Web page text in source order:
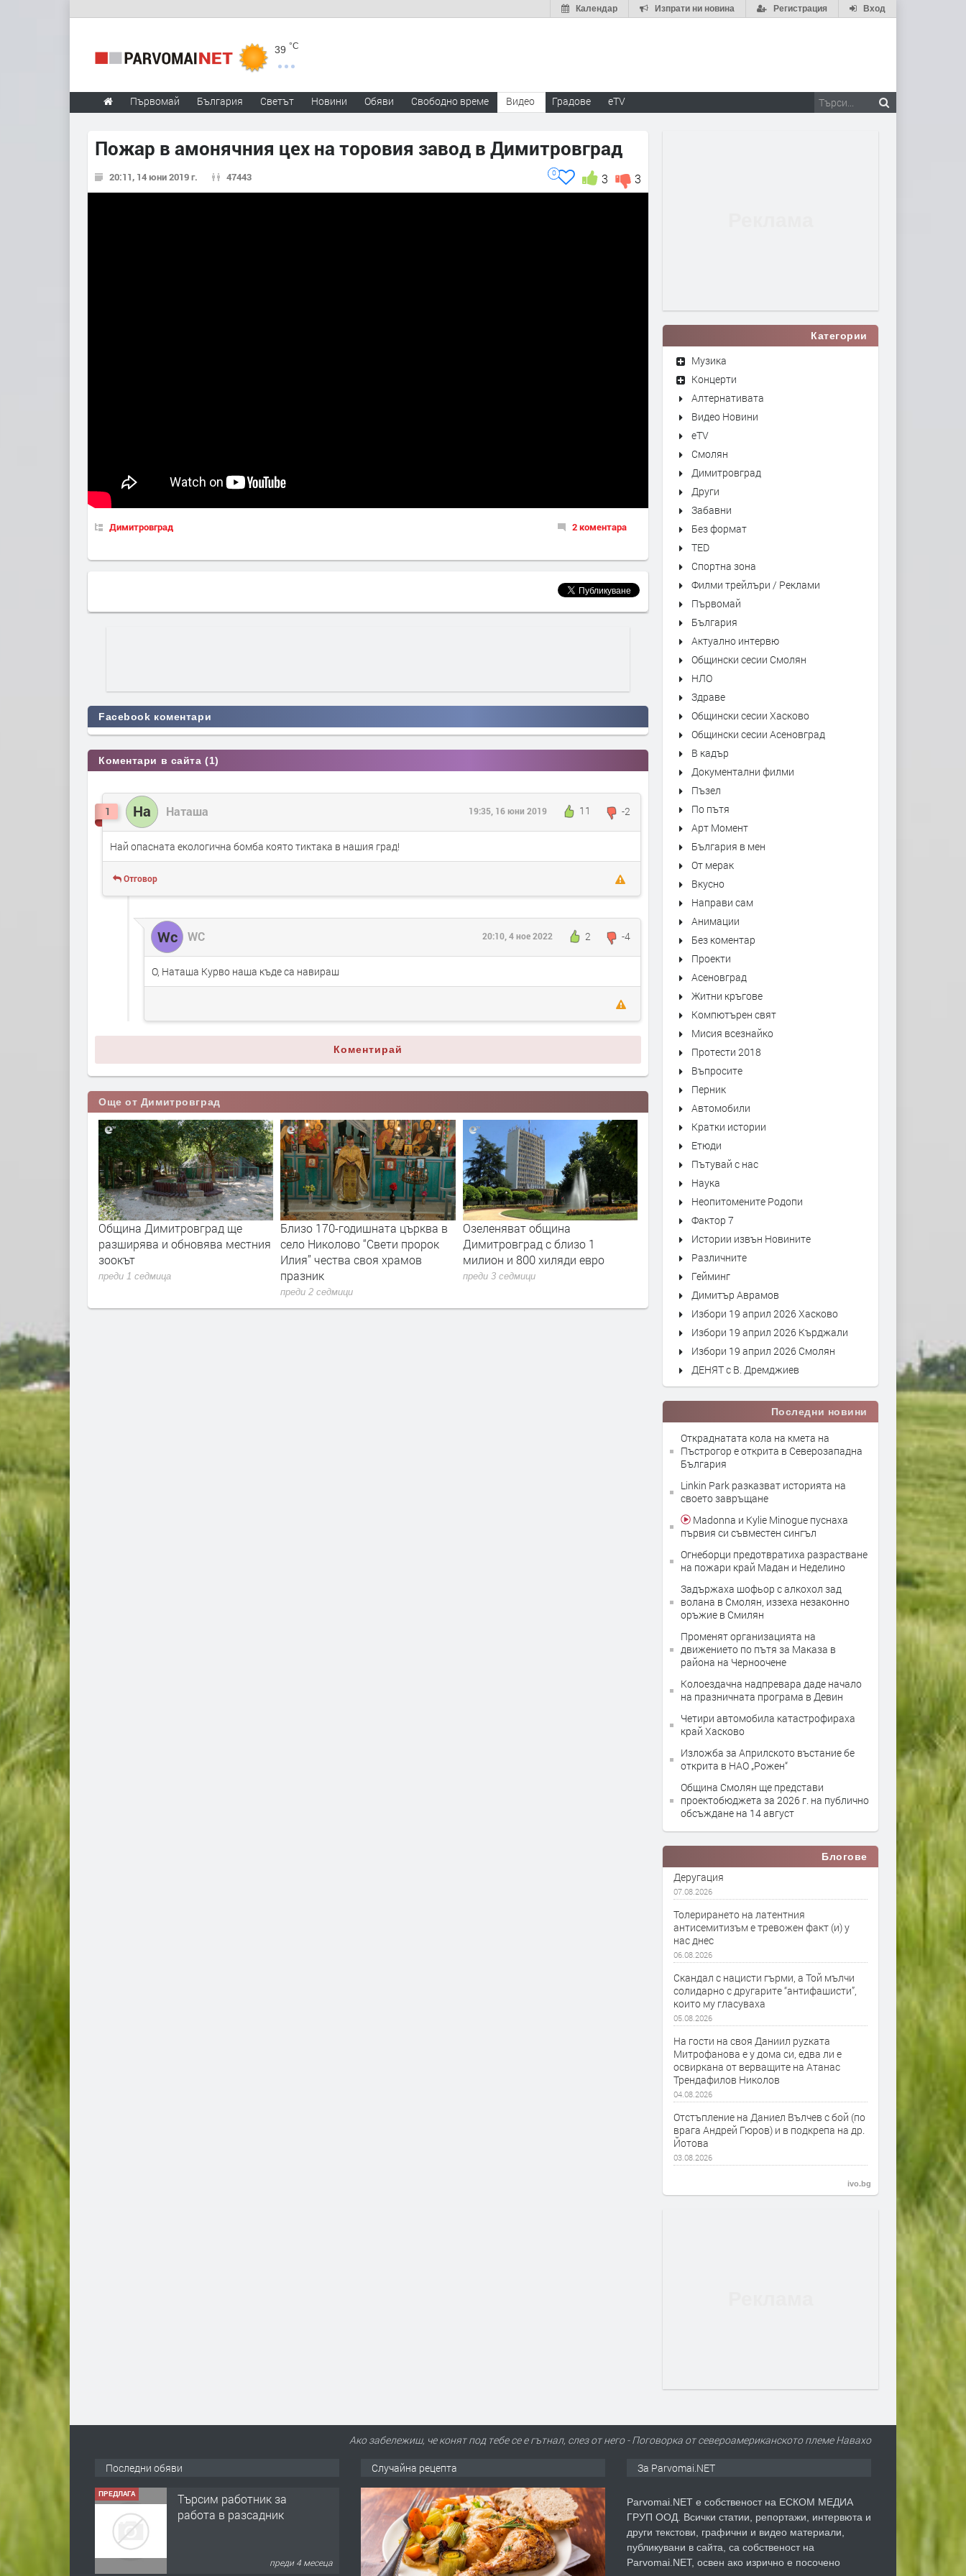
Вход
Регистрация
Изпрати ни новина
Календар
39 °C
Първомай България Светът Новини Обяви Свободно време Видео Градове eTV
Пожар в амонячния цех на торовия завод в Димитровград
20:11, 14 юни 2019 г. 47443 3
3
0
Димитровград 2 коментара
Facebook коментари
Коментари в сайта (1)
1 На Наташа 11 -2
19:35, 16 юни 2019
Най опасната екологична бомба която тиктака в нашия град!
Отговор
Wc WC 2 -4
20:10, 4 ное 2022
О, Наташа Курво наша къде са навираш
Коментирай
Още от Димитровград
Близо 170-годишната църква в
село Николово “Свети пророк
Илия” чества своя храмов
празник
Озеленяват община
Димитровград с близо 1
милион и 800 хиляди евро
преди 3 седмици
С официална церемония
откриха още един саниран блок
в Димитровград
преди 3 седмици
Срещу строежа на две жилищни
сгради протестират жителите
на Димитровград
преди 4 седмици
Категории
Музика
Концерти
Алтернативата
Видео Новини
eTV
Смолян
Димитровград
Други
Забавни
Без формат
TED
Спортна зона
Филми трейлъри / Реклами
Първомай
България
Актуално интервю
Общински сесии Смолян
НЛО
Здраве
Общински сесии Хасково
Общински сесии Асеновград
В кадър
Документални филми
Пъзел
По пътя
Арт Момент
България в мен
От мерак
Вкусно
Направи сам
Анимации
Без коментар
Проекти
Асеновград
Житни кръгове
Компютърен свят
Мисия всезнайко
Протести 2018
Въпросите
Перник
Автомобили
Кратки истории
Етюди
Пътувай с нас
Наука
Неопитомените Родопи
Фактор 7
Истории извън Новините
Различните
Гейминг
Димитър Аврамов
Избори 19 април 2026 Хасково
Избори 19 април 2026 Кърджали
Избори 19 април 2026 Смолян
ДЕНЯТ с В. Дремджиев
Последни новини
Откраднатата кола на кмета на
Пъстрогор е открита в Северозападна
България
Linkin Park разказват историята на
своето завръщане
Madonna и Kylie Minogue пуснаха
първия си съвместен сингъл
Огнеборци предотвратиха разрастване
на пожари край Мадан и Неделино
Задържаха шофьор с алкохол зад
волана в Смолян, иззеха незаконно
оръжие в Смилян
Променят организацията на
движението по пътя за Маказа в
района на Черноочене
Колоездачна надпревара даде начало
на празничната програма в Девин
Четири автомобила катастрофираха
край Хасково
Изложба за Априлското въстание бе
открита в НАО „Рожен“
Община Смолян ще представи
проектобюджета за 2026 г. на публично
обсъждане на 14 август
Блогове
Деругация
07.08.2026
Толерирането на латентния
антисемитизъм е тревожен факт (и) у
нас днес
06.08.2026
Скандал с нацисти гърми, а Той мълчи
солидарно с другарите “антифашисти”,
които му гласуваха
05.08.2026
На гости на своя Даниил руzката
Митрофанова е у дома си, едва ли е
освиркана от верващите на Атанас
Трендафилов Николов
04.08.2026
Отстъпление на Даниел Вълчев с бой (по
врага Андрей Гюров) и в подкрепа на др.
Йотова
03.08.2026
ivo.bg
Ако забележиш, че конят под тебе се е гътнал, слез от него - Поговорка от североамериканското племе Навахо
Последни обяви
ПРЕДЛАГА
🌱 Работник в
разсадник
преди 4 месеца
Случайна рецепта За Parvomai.NET
Parvomai.NET е собственост на ЕСКОМ МЕДИА
ГРУП ООД. Всички статии, репортажи, интервюта и
други текстови, графични и видео материали,
публикувани в сайта, са собственост на
Parvomai.NET, освен ако изрично е посочено